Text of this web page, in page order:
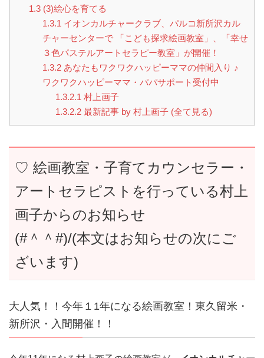
1.3(3)絵心を育てる
1.3.1 イオンカルチャークラブ、パルコ新所沢カル
チャーセンターで 「こども探求絵画教室」、「幸せ
３色パステルアートセラピー教室」が開催！
1.3.2あなたもワクワクハッピーママの仲間入り ♪
ワクワクハッピーママ・パパサポート受付中
1.3.2.1 村上画子
1.3.2.2 最新記事 by 村上画子 (全て見る)
♡ 絵画教室・子育てカウンセラー・
アートセラピストを行っている村上
画子からのお知らせ
(#＾＾#)/(本文はお知らせの次にご
ざいます)
大人気！！今年１1年になる絵画教室！東久留米・
新所沢・入間開催！！